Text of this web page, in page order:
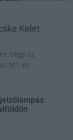
Kelet
négy új,
M1-es